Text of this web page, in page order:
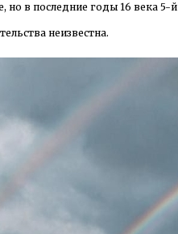
но в последние годы 16 века
неизвестна.